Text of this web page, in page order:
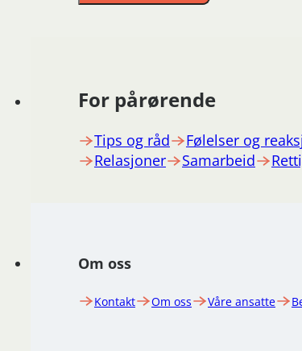
For pårørende
Tips og råd Følelser og
Relasjoner
Samarbeid
Om oss
Kontakt Om oss Våre ansatte